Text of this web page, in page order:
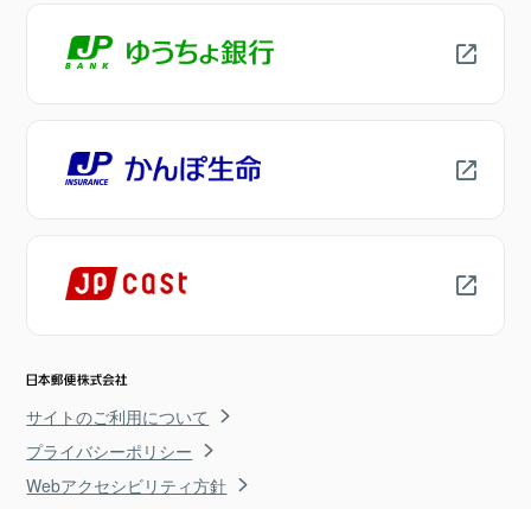
サイトのご利用について
プライバシーポリシー
Webアクセシビリティ方針